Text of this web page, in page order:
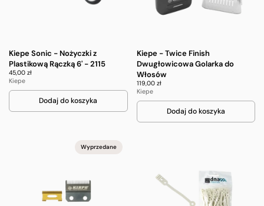
Kiepe Sonic - Nożyczki z
Plastikową Rączką 6' - 2115
45,00 zł
Kiepe
Dodaj do koszyka
Kiepe - Twice Finish
Dwugłowicowa Golarka do
Włosów
119,00 zł
Kiepe
Dodaj do koszyka
Wyprzedane